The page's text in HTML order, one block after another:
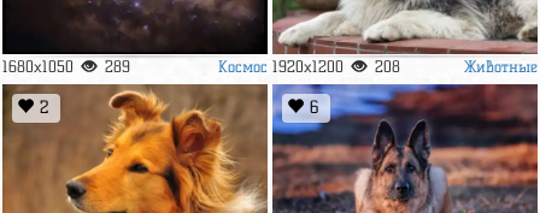
1680x1050 289 Космос 1920x1200 208 Животные
2 6